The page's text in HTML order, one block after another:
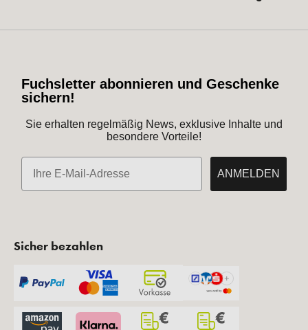
Fuchsletter abonnieren und Geschenke
sichern!
Sie erhalten regelmäßig News, exklusive Inhalte und
besondere Vorteile!
E-Mail
ANMELDEN
Sicher bezahlen